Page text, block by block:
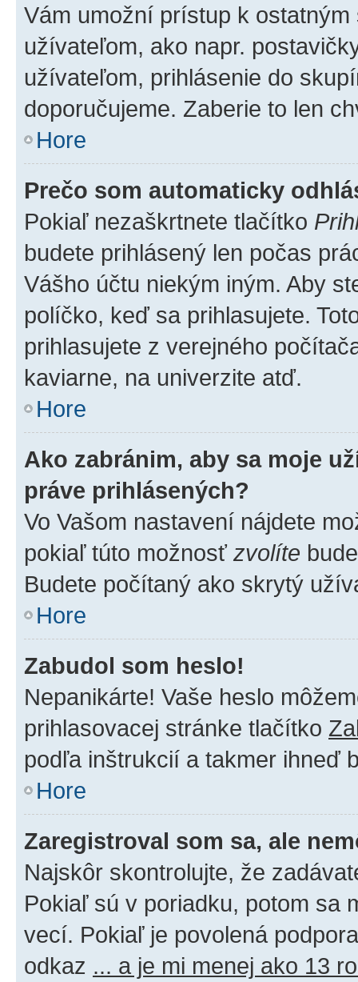
Vám umožní prístup k
užívateľom, ako napr.
užívateľom, prihlásenie do
doporučujeme. Zaberie to len
Hore
Prečo som automaticky
Pokiaľ nezaškrtnete tlačítko
budete prihlásený len počas
Vášho účtu niekým iným. Aby
políčko, keď sa prihlasujete.
prihlasujete z verejného
kaviarne, na univerzite atď.
Hore
Ako zabránim, aby sa moje
práve prihlásených?
Vo Vašom nastavení nájdete
pokiaľ túto možnosť zvolíte
Budete počítaný ako skrytý
Hore
Zabudol som heslo!
Nepanikárte! Vaše heslo
prihlasovacej stránke tlačítko
podľa inštrukcií a takmer ihneď
Hore
Zaregistroval som sa, ale
Najskôr skontrolujte, že
Pokiaľ sú v poriadku, potom sa
vecí. Pokiaľ je povolená
odkaz ... a je mi menej ako 13